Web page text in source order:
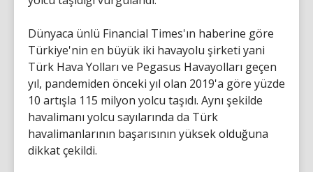
Dünyaca ünlü Financial Times'ın haberine göre
Türkiye'nin en büyük iki havayolu şirketi yani
Türk Hava Yolları ve Pegasus Havayolları geçen
yıl, pandemiden önceki yıl olan 2019'a göre yüzde
10 artışla 115 milyon yolcu taşıdı. Aynı şekilde
havalimanı yolcu sayılarında da Türk
havalimanlarının başarısının yüksek olduğuna
dikkat çekildi.